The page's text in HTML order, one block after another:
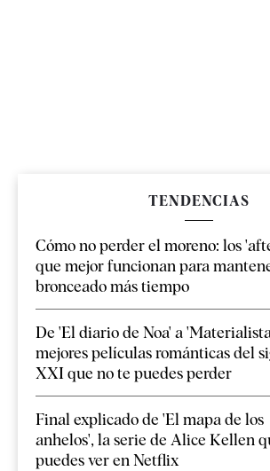
TENDENCIAS
Cómo no perder el moreno: los
que mejor funcionan para
bronceado más tiempo
De 'El diario de Noa' a
mejores películas románticas del
XXI que no te puedes perder
Final explicado de 'El mapa de los
anhelos', la serie de Alice Kellen
puedes ver en Netflix